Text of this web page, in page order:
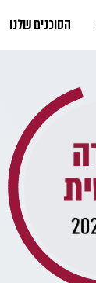
הסוכנים שלנו